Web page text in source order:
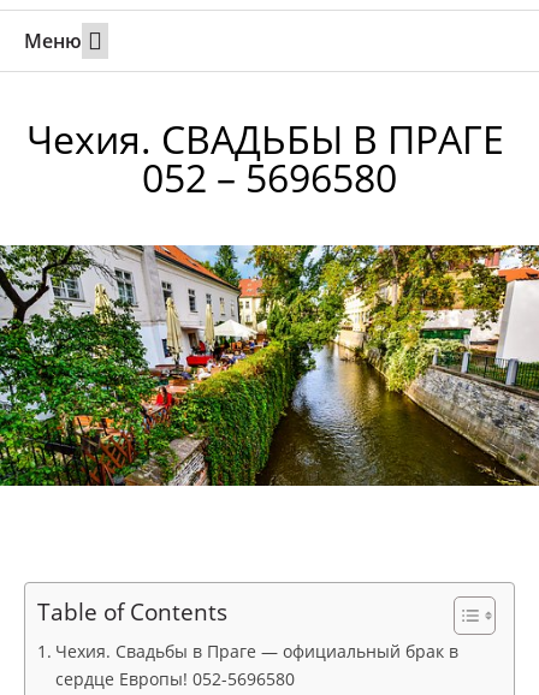
Меню
Чехия. СВАДЬБЫ В ПРАГЕ
052 – 5696580
Table of Contents
Чехия. Свадьбы в Праге — официальный брак в
сердце Европы! 052-5696580